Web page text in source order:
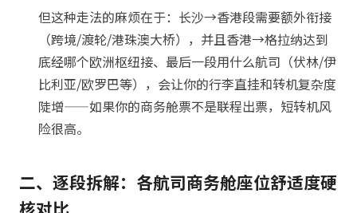
但这种走法的麻烦在于：长沙→香港段需要额外衔接
（跨境/渡轮/港珠澳大桥），并且香港→格拉纳达到
底经哪个欧洲枢纽接、最后一段用什么航司（伏林/伊
比利亚/欧罗巴等），会让你的行李直挂和转机复杂度
陡增——如果你的商务舱票不是联程出票，短转机风
险很高。
二、逐段拆解：各航司商务舱座位舒适度硬